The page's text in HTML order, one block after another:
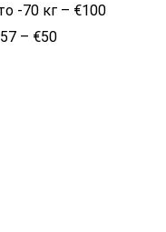
-70 кг – €100
– €50